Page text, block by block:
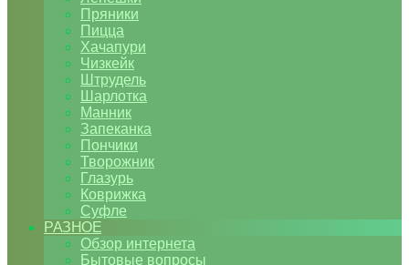
Пряники
Пицца
Хачапури
Чизкейк
Штрудель
Шарлотка
Манник
Запеканка
Пончики
Творожник
Глазурь
Коврижка
Суфле
РАЗНОЕ
Обзор интернета
Бытовые вопросы